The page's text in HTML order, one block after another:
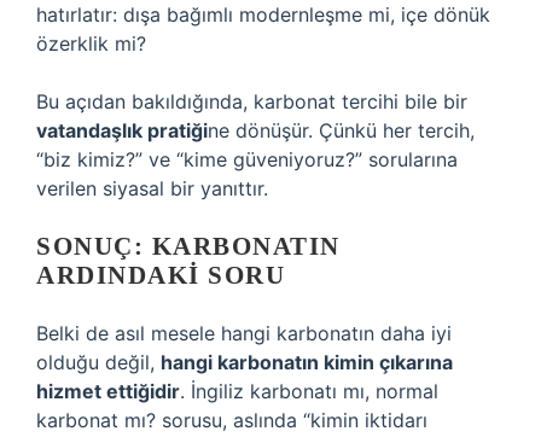
hatırlatır: dışa bağımlı modernleşme mi, içe dönük
özerklik mi?
Bu açıdan bakıldığında, karbonat tercihi bile bir
vatandaşlık pratiğine dönüşür. Çünkü her tercih,
“biz kimiz?” ve “kime güveniyoruz?” sorularına
verilen siyasal bir yanıttır.
SONUÇ: KARBONATIN
ARDINDAKI SORU
Belki de asıl mesele hangi karbonatın daha iyi
olduğu değil, hangi karbonatın kimin çıkarına
hizmet ettiğidir. İngiliz karbonatı mı, normal
karbonat mı? sorusu, aslında “kimin iktidarı